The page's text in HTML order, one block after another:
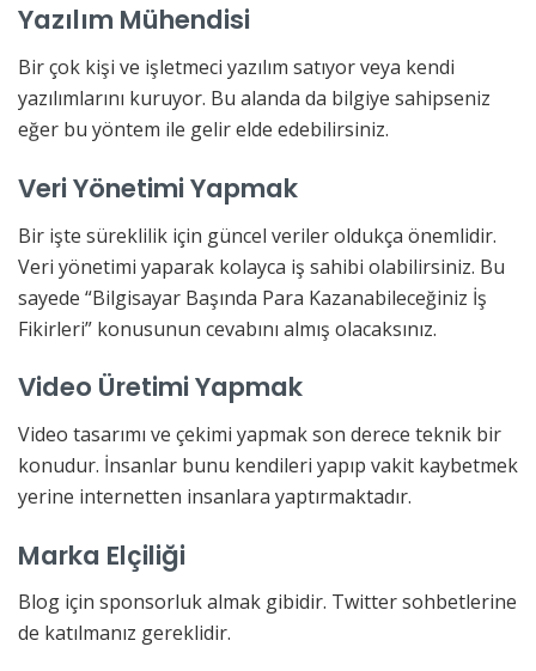
Yazılım Mühendisi
Bir çok kişi ve işletmeci yazılım satıyor veya kendi
yazılımlarını kuruyor. Bu alanda da bilgiye sahipseniz
eğer bu yöntem ile gelir elde edebilirsiniz.
Veri Yönetimi Yapmak
Bir işte süreklilik için güncel veriler oldukça önemlidir.
Veri yönetimi yaparak kolayca iş sahibi olabilirsiniz. Bu
sayede “Bilgisayar Başında Para Kazanabileceğiniz İş
Fikirleri” konusunun cevabını almış olacaksınız.
Video Üretimi Yapmak
Video tasarımı ve çekimi yapmak son derece teknik bir
konudur. İnsanlar bunu kendileri yapıp vakit kaybetmek
yerine internetten insanlara yaptırmaktadır.
Marka Elçiliği
Blog için sponsorluk almak gibidir. Twitter sohbetlerine
de katılmanız gereklidir.